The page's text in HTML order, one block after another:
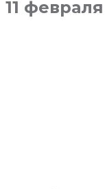
11 февраля